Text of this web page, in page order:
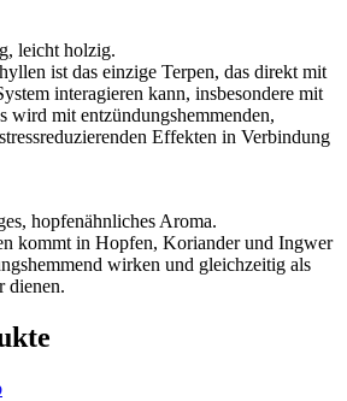
leicht holzig.
ist das einzige Terpen, das direkt mit
interagieren kann, insbesondere mit
wird mit entzündungshemmenden,
Effekten in Verbindung
hopfenähnliches Aroma.
kommt in Hopfen, Koriander und Ingwer
wirken und gleichzeitig als
dienen.